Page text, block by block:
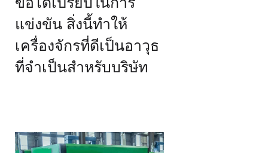
ข้อได้เปรียบในการ
แข่งขัน สิ่งนี้ทำให้
เครื่องจักรที่ดีเป็นอาวุธ
ที่จำเป็นสำหรับบริษัท